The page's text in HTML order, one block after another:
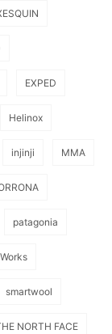
EXPED
Helinox
injinji MMA
patagonia
smartwool
NORTH FACE